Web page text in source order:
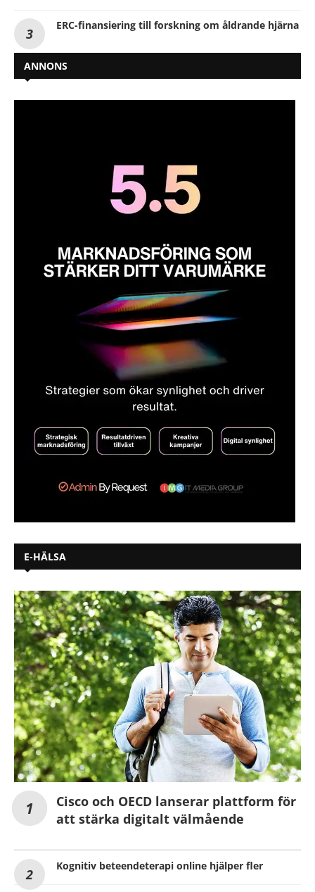
ERC-finansiering till forskning om åldrande hjärna
ANNONS
E-HÄLSA
Cisco och OECD lanserar plattform för
att stärka digitalt välmående
Kognitiv beteendeterapi online hjälper fler